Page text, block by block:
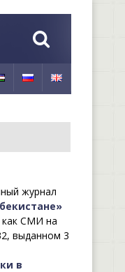
журнал
как СМИ на
выданном 3
в